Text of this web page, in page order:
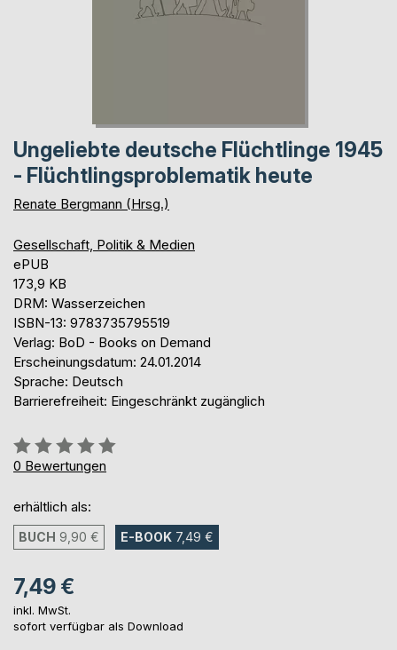
Ungeliebte deutsche Flüchtlinge 1945
- Flüchtlingsproblematik heute
Renate Bergmann (Hrsg.)
Gesellschaft, Politik & Medien
ePUB
173,9 KB
DRM: Wasserzeichen
ISBN-13: 9783735795519
Verlag: BoD - Books on Demand
Erscheinungsdatum: 24.01.2014
Sprache: Deutsch
Barrierefreiheit: Eingeschränkt zugänglich
Bewertung::
0%
0 Bewertungen
erhältlich als:
BUCH 9,90 € E-BOOK 7,49 €
7,49 €
inkl. MwSt.
sofort verfügbar als Download